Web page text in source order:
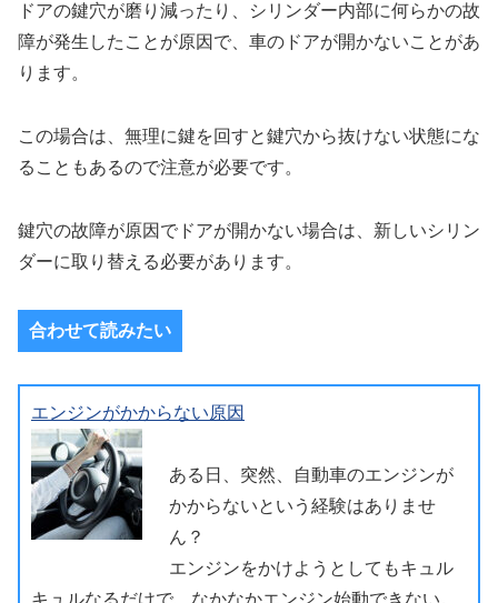
ドアの鍵穴が磨り減ったり、シリンダー内部に何らかの故
障が発生したことが原因で、車のドアが開かないことがあ
ります。
この場合は、無理に鍵を回すと鍵穴から抜けない状態にな
ることもあるので注意が必要です。
鍵穴の故障が原因でドアが開かない場合は、新しいシリン
ダーに取り替える必要があります。
合わせて読みたい
エンジンがかからない原因
ある日、突然、自動車のエンジンが
かからないという経験はありませ
ん？
エンジンをかけようとしてもキュル
キュルなるだけで、なかなかエンジン始動できない。